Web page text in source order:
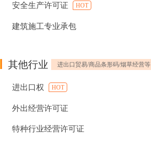
安全生产许可证 HOT
建筑施工专业承包
其他行业 进出口贸易/商品条形码/烟草经营等
进出口权 HOT
外出经营许可证
特种行业经营许可证